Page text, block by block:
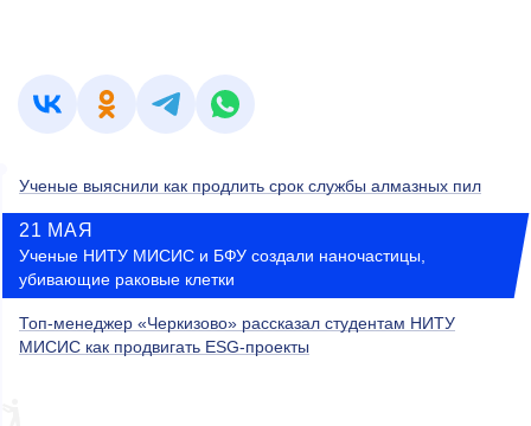
Ученые выяснили как продлить срок службы алмазных пил
21 МАЯ
Ученые НИТУ МИСИС и БФУ создали наночастицы,
убивающие раковые клетки
Топ-менеджер «Черкизово» рассказал студентам НИТУ
МИСИС как продвигать ESG-проекты